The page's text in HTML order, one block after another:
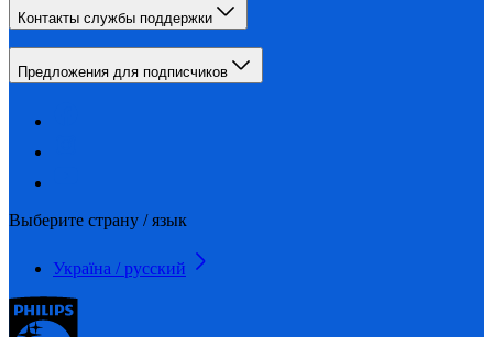
Контакты службы поддержки
Предложения для подписчиков
Выберите страну / язык
Україна / русский